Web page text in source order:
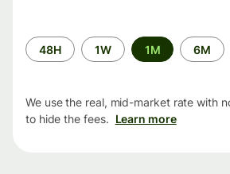
Time
period
48H 1W 1M 6M
We use the real, mid-market rate with
to hide the fees. Learn more